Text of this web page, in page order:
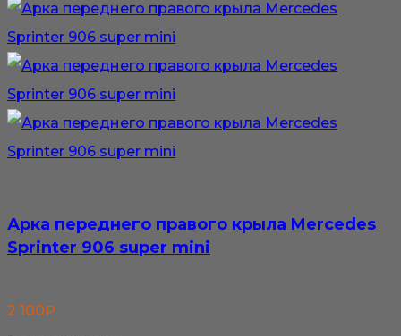
Арка переднего правого крыла Mercedes
Sprinter 906 super mini
2 100₽